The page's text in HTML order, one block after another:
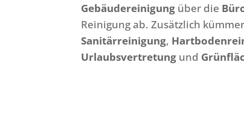
Gebäudereinigung über die
Reinigung ab. Zusätzlich
Sanitärreinigung,
Urlaubsvertretung und